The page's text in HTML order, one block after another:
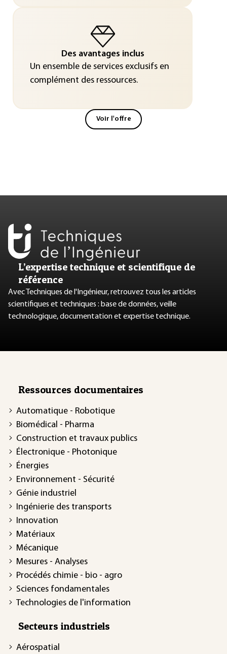
Des avantages inclus
Un ensemble de services exclusifs en
complément des ressources.
Voir l'offre
L’expertise technique et scientifique de
référence
Avec Techniques de l'Ingénieur, retrouvez tous les articles
scientifiques et techniques : base de données, veille
technologique, documentation et expertise technique.
Ressources documentaires
Automatique - Robotique
Biomédical - Pharma
Construction et travaux publics
Électronique - Photonique
Énergies
Environnement - Sécurité
Génie industriel
Ingénierie des transports
Innovation
Matériaux
Mécanique
Mesures - Analyses
Procédés chimie - bio - agro
Sciences fondamentales
Technologies de l'information
Secteurs industriels
Aérospatial